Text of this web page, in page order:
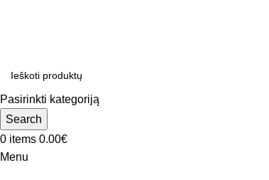
Pasirinkti kategoriją
Search
0 items 0.00€
Menu